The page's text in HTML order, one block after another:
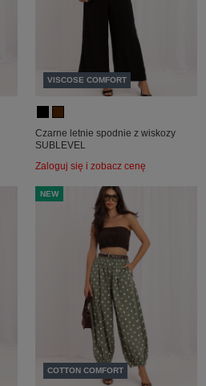
VISCOSE COMFORT
Czarne letnie spodnie z wiskozy
SUBLEVEL
Zaloguj się i zobacz cenę
NEW
COTTON COMFORT